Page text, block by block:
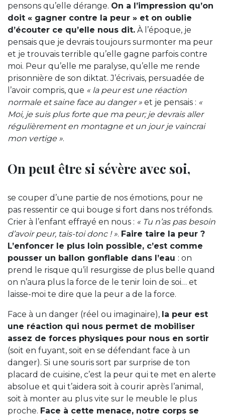
pensons qu’elle dérange. On a l’impression qu’on
doit « gagner contre la peur » et on oublie
d’écouter ce qu’elle nous dit. À l’époque, je
pensais que je devrais toujours surmonter ma peur
et je trouvais terrible qu’elle gagne parfois contre
moi. Peur qu’elle me paralyse, qu’elle me rende
prisonnière de son diktat. J’écrivais, persuadée de
l’avoir compris, que « la peur est une réaction
normale et saine face au danger » et je pensais : «
Moi, je suis plus forte que ma peur; je devrais aller
régulièrement en montagne et un jour je vaincrai
mon vertige ».
On peut être si sévère avec soi,
se couper d’une partie de nos émotions, pour ne
pas ressentir ce qui bouge si fort dans nos tréfonds.
Crier à l’enfant effrayé en nous : « Tu n’as pas besoin
d’avoir peur, tais-toi donc ! ». Faire taire la peur ?
L’enfoncer le plus loin possible, c’est comme
pousser un ballon gonflable dans l’eau : on
prend le risque qu’il resurgisse de plus belle quand
on n’aura plus la force de le tenir loin de soi… et
laisse-moi te dire que la peur a de la force.
Face à un danger (réel ou imaginaire), la peur est
une réaction qui nous permet de mobiliser
assez de forces physiques pour nous en sortir
(soit en fuyant, soit en se défendant face à un
danger). Si une souris sort par surprise de ton
placard de cuisine, c’est la peur qui te met en alerte
absolue et qui t’aidera soit à courir après l’animal,
soit à monter au plus vite sur le meuble le plus
proche. Face à cette menace, notre corps se